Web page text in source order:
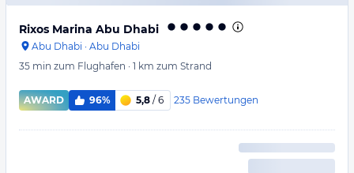
Rixos Marina Abu Dhabi
Abu Dhabi · Abu Dhabi
35 min zum Flughafen · 1 km zum Strand
AWARD 96% 5,8 / 6 235 Bewertungen